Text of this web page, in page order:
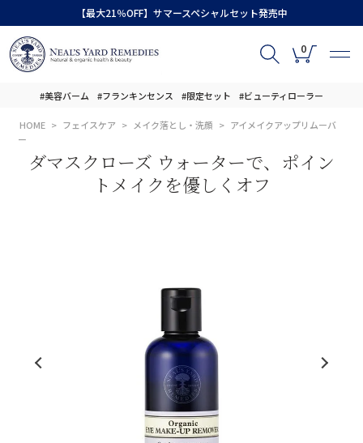
【最大21％OFF】サマースペシャルセット発売中
0
#美容バーム #フランキンセンス #限定セット #ビューティローラー
HOME フェイスケア メイク落とし・洗顔
アイメイクアップリムーバ
ー
ダマスクローズ ウォーターで、ポイン
トメイクを優しくオフ